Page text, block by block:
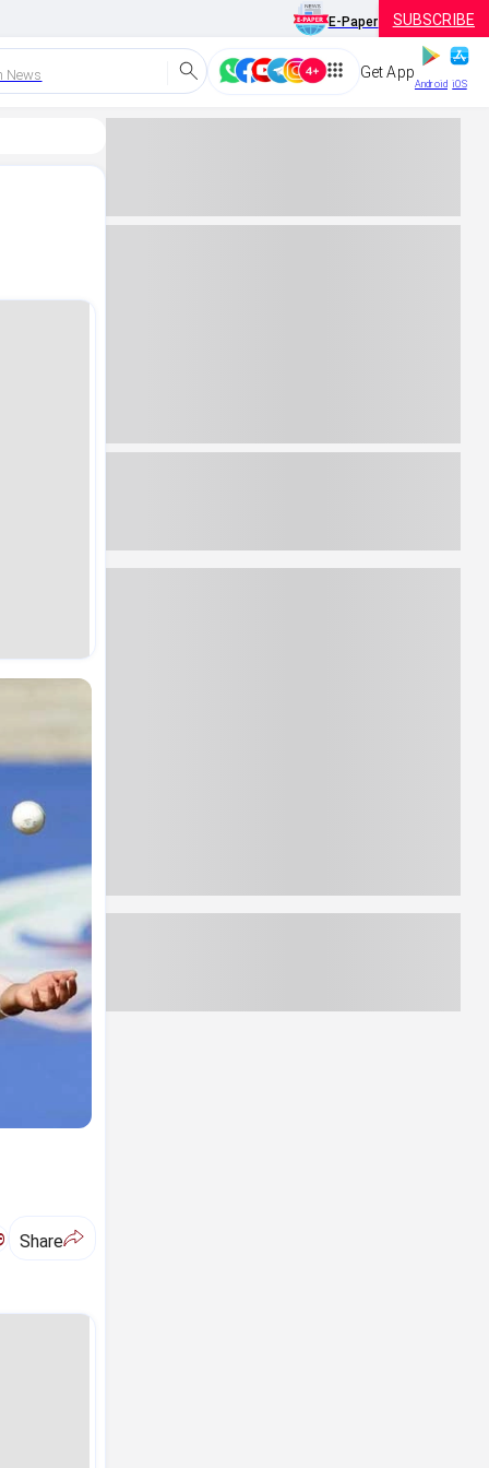
E-Paper SUBSCRIBE
News Get App
Android iOS
Share